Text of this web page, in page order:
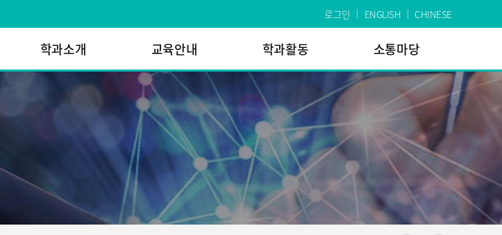
로그인 ENGLISH CHINESE
학과소개 교육안내 학과활동 소통마당